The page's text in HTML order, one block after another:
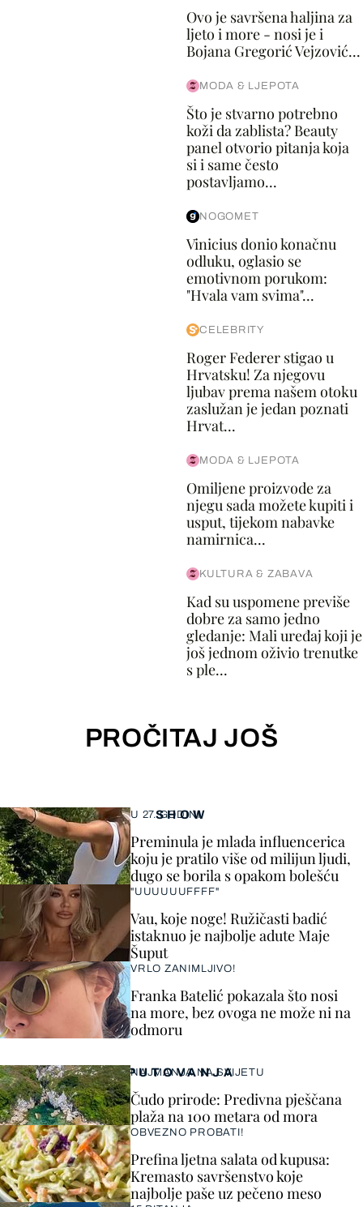
Ovo je savršena haljina za
ljeto i more - nosi je i
Bojana Gregorić Vejzović...
MODA & LJEPOTA
Što je stvarno potrebno
koži da zablista? Beauty
panel otvorio pitanja koja
si i same često
postavljamo...
NOGOMET
Vinicius donio konačnu
odluku, oglasio se
emotivnom porukom:
"Hvala vam svima"...
CELEBRITY
Roger Federer stigao u
Hrvatsku! Za njegovu
ljubav prema našem otoku
zaslužan je jedan poznati
Hrvat...
MODA & LJEPOTA
Omiljene proizvode za
njegu sada možete kupiti i
usput, tijekom nabavke
namirnica...
KULTURA & ZABAVA
Kad su uspomene previše
dobre za samo jedno
gledanje: Mali uređaj koji je
još jednom oživio trenutke
s ple...
PROČITAJ JOŠ
SHOW
U 27. GODINI
Preminula je mlada influencerica
koju je pratilo više od milijun ljudi,
dugo se borila s opakom bolešću
"UUUUUUFFFF"
Vau, koje noge! Ružičasti badić
istaknuo je najbolje adute Maje
Šuput
VRLO ZANIMLJIVO!
Franka Batelić pokazala što nosi
na more, bez ovoga ne može ni na
odmoru
PUTOVANJA
NAJMANJA NA SVIJETU
Čudo prirode: Predivna pješčana
plaža na 100 metara od mora
OBVEZNO PROBATI!
Prefina ljetna salata od kupusa:
Kremasto savršenstvo koje
najbolje paše uz pečeno meso